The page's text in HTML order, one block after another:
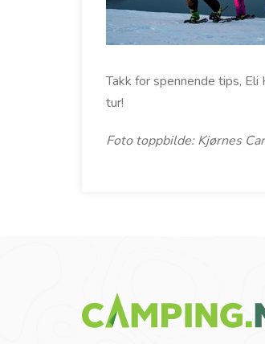
Takk for spennende tips,
tur!
Foto toppbilde: Kjørnes